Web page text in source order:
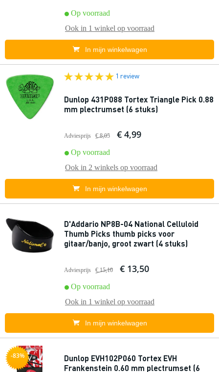
Op voorraad
Ook in 1 winkel op voorraad
In mijn winkelwagen
1 review
Dunlop 431P088 Tortex Triangle Pick 0.88
mm plectrumset (6 stuks)
Adviesprijs € 8,05 € 4,99
Op voorraad
Ook in 2 winkels op voorraad
In mijn winkelwagen
D'Addario NP8B-04 National Celluloid
Thumb Picks thumb picks voor
gitaar/banjo, groot zwart (4 stuks)
Adviesprijs € 15,10 € 13,50
Op voorraad
Ook in 1 winkel op voorraad
In mijn winkelwagen
-83%
Dunlop EVH102P060 Tortex EVH
Frankenstein 0.60 mm plectrumset (6